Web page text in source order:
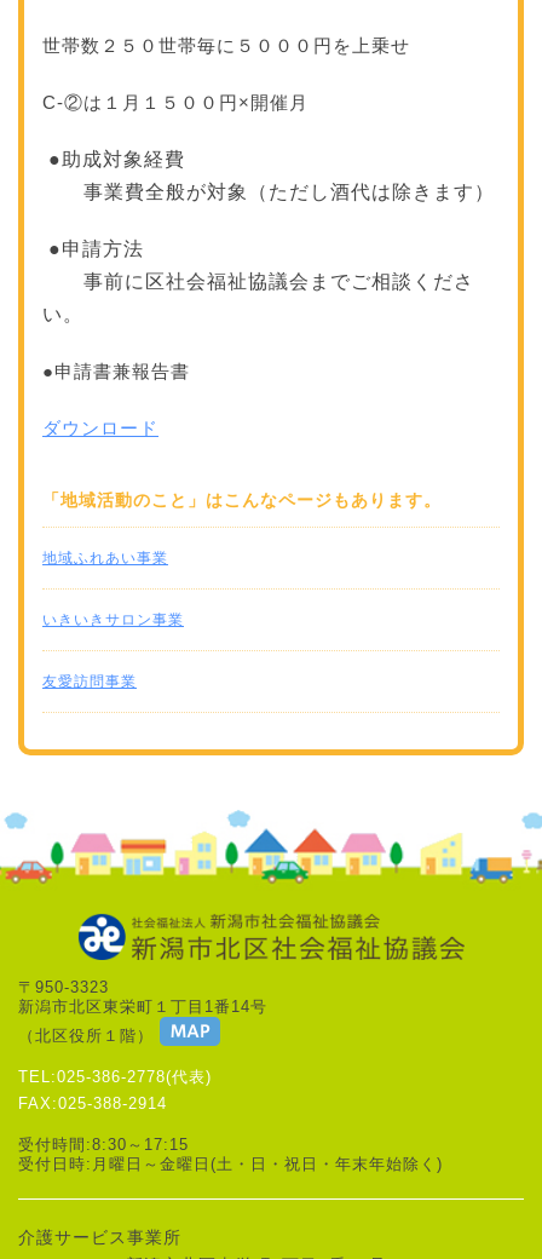
世帯数２５０世帯毎に５０００円を上乗せ
C-②は１月１５００円×開催月
●助成対象経費
事業費全般が対象（ただし酒代は除きます）
●申請方法
事前に区社会福祉協議会までご相談くださ
い。
●申請書兼報告書
ダウンロード
「地域活動のこと」はこんなページもあります。
地域ふれあい事業
いきいきサロン事業
友愛訪問事業
〒950-3323
新潟市北区東栄町１丁目1番14号
（北区役所１階）
TEL:025-386-2778(代表)
FAX:025-388-2914
受付時間:8:30～17:15
受付日時:月曜日～金曜日(土・日・祝日・年末年始除く)
介護サービス事業所